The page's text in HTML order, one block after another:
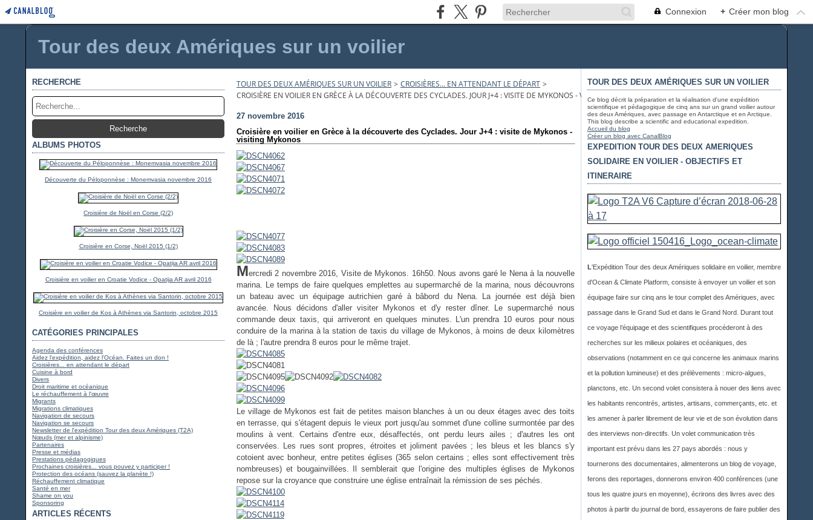
Connexion + Créer mon blog
Tour des deux Amériques sur un voilier
RECHERCHE
ALBUMS PHOTOS
Découverte du Péloponnèse : Monemvasia novembre 2016
Croisière de Noël en Corse (2/2)
Croisière en Corse, Noël 2015 (1/2)
Croisière en voilier en Croatie Vodice - Opatija AR avril 2016
Croisière en voilier de Kos à Athènes via Santorin, octobre 2015
CATÉGORIES PRINCIPALES
Agenda des conférences
Aidez l'expédition, aidez l'Océan. Faites un don !
Croisières... en attendant le départ
Cuisine à bord
Divers
Droit maritime et océanique
Le réchauffement à l'œuvre
Migrants
Migrations climatiques
Navigation de secours
Navigation se secours
Newsletter de l'expédition Tour des deux Amériques (T2A)
Nœuds (mer et alpinisme)
Partenaires
Presse et médias
Prestations pédagogiques
Prochaines croisières... vous pouvez y participer !
Protection des océans (sauvez la planète !)
Réchauffement climatique
Santé en mer
Shame on you
Sponsoring
ARTICLES RÉCENTS
TOUR DES DEUX AMÉRIQUES SUR UN VOILIER > CROISIÈRES... EN ATTENDANT LE DÉPART >
CROISIÈRE EN VOILIER EN GRÈCE À LA DÉCOUVERTE DES CYCLADES. JOUR J+4 : VISITE DE MYKONOS - VISITING MYKONOS
27 novembre 2016
Croisière en voilier en Grèce à la découverte des Cyclades. Jour J+4 : visite de Mykonos -
visiting Mykonos
Mercredi 2 novembre 2016, Visite de Mykonos. 16h50. Nous avons garé le Nena à la nouvelle
marina. Le temps de faire quelques emplettes au supermarché de la marina, nous découvrons
un bateau avec un équipage autrichien garé à bâbord du Nena. La journée est déjà bien
avancée. Nous décidons d'aller visiter Mykonos et d'y rester dîner. Le supermarché nous
commande deux taxis, qui arriveront en quelques minutes. L'un prendra 10 euros pour nous
conduire de la marina à la station de taxis du village de Mykonos, à moins de deux kilomètres
de là ; l'autre prendra 8 euros pour le même trajet.
Le village de Mykonos est fait de petites maison blanches à un ou deux étages avec des toits
en terrasse, qui s'étagent depuis le vieux port jusqu'au sommet d'une colline surmontée par des
moulins à vent. Certains d'entre eux, désaffectés, ont perdu leurs ailes ; d'autres les ont
conservées. Les rues sont propres, étroites et joliment pavées ; les bleus et les blancs s'y
cotoient avec bonheur, entre petites églises (365 selon certains ; elles sont effectivement très
nombreuses) et bougainvillées. Il semblerait que l'origine des multiples églises de Mykonos
repose sur la croyance que construire une église entraînait la rémission de ses péchés.
TOUR DES DEUX AMÉRIQUES SUR UN VOILIER
Ce blog décrit la préparation et la réalisation d'une expédition
scientifique et pédagogique de cinq ans sur un grand voilier autour
des deux Amériques, avec passage en Antarctique et en Arctique.
This blog describe a scientific and educational expedition.
Accueil du blog
Créer un blog avec CanalBlog
EXPEDITION TOUR DES DEUX AMERIQUES
SOLIDAIRE EN VOILIER - OBJECTIFS ET
ITINERAIRE
L'Expédition Tour des deux Amériques solidaire en voilier, membre
d'Ocean & Climate Platform, consiste à envoyer un voilier et son
équipage faire sur cinq ans le tour complet des Amériques, avec
passage dans le Grand Sud et dans le Grand Nord. Durant tout
ce voyage l’équipage et des scientifiques procéderont à des
recherches sur les milieux polaires et océaniques, des
observations (notamment en ce qui concerne les animaux marins
et la pollution lumineuse) et des prélèvements : micro-algues,
planctons, etc. Un second volet consistera à nouer des liens avec
les habitants rencontrés, artistes, artisans, commerçants, etc. et
les amener à parler librement de leur vie et de son évolution dans
des interviews non-directifs. Un volet communication très
important est prévu dans les 27 pays abordés : nous y
tournerons des documentaires, alimenterons un blog de voyage,
ferons des reportages, donnerons environ 400 conférences (une
tous les quatre jours en moyenne), écrirons des livres avec des
photos à partir du journal de bord, essayerons de faire publier des